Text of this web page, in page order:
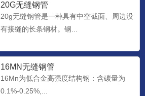
20G无缝钢管
20g无缝钢管是一种具有中空截面、周边没
有接缝的长条钢材。钢...
16MN无缝钢管
16Mn为低合金高强度结构钢：含碳量为
0.1%-0.25%,...